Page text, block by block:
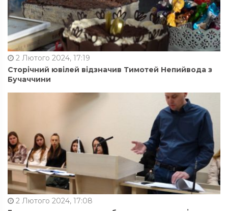
2 Лютого 2024, 17:19
Сторічний ювілей відзначив Тимотей Непийвода з
Бучаччини
2 Лютого 2024, 17:08